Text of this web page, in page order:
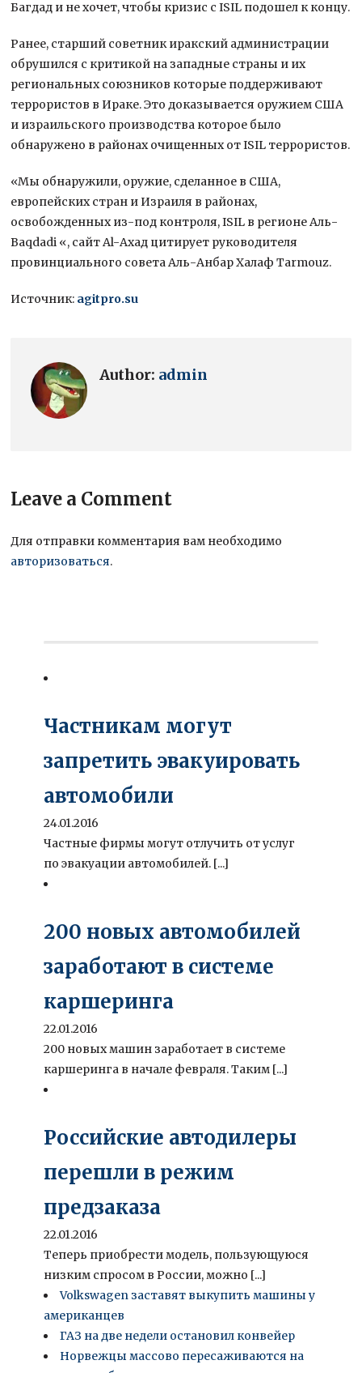
Багдад и не хочет, чтобы кризис с ISIL подошел к концу.
Ранее, старший советник иракский администрации
обрушился с критикой на западные страны и их
региональных союзников которые поддерживают
террористов в Ираке. Это доказывается оружием США
и израильского производства которое было
обнаружено в районах очищенных от ISIL террористов.
«Мы обнаружили, оружие, сделанное в США,
европейских стран и Израиля в районах,
освобожденных из-под контроля, ISIL в регионе Аль-
Baqdadi «, сайт Al-Ахад цитирует руководителя
провинциального совета Аль-Анбар Халаф Tarmouz.
Источник: agitpro.su
Author: admin
Leave a Comment
Для отправки комментария вам необходимо
авторизоваться.
Частникам могут
запретить эвакуировать
автомобили
24.01.2016
Частные фирмы могут отлучить от услуг
по эвакуации автомобилей. [...]
200 новых автомобилей
заработают в системе
каршеринга
22.01.2016
200 новых машин заработает в системе
каршеринга в начале февраля. Таким [...]
Российские автодилеры
перешли в режим
предзаказа
22.01.2016
Теперь приобрести модель, пользующуюся
низким спросом в России, можно [...]
Volkswagen заставят выкупить машины у
американцев
ГАЗ на две недели остановил конвейер
Норвежцы массово пересаживаются на